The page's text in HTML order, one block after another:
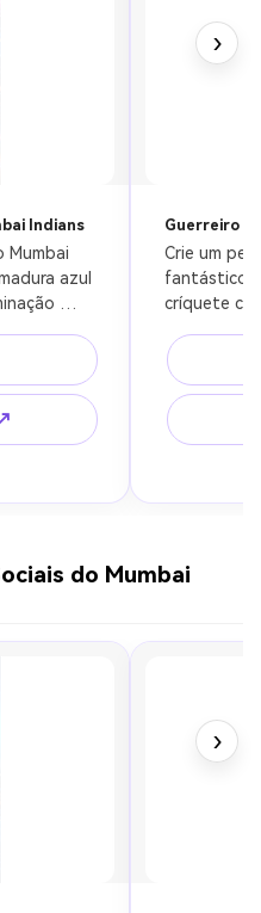
Indians
Mumbai
azul
Guerreiro
Crie um
fantástico
críquete
›
do Mumbai
›